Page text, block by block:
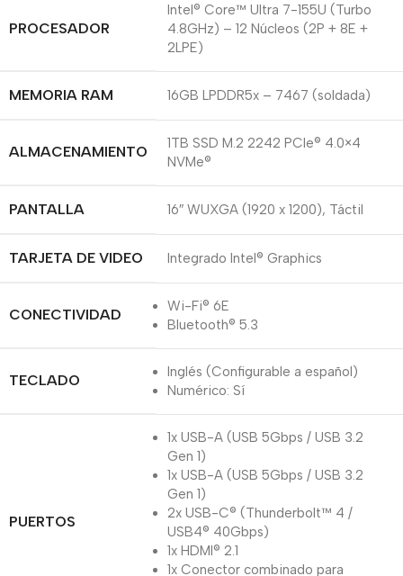
PROCESADOR
Intel® Core™ Ultra 7-155U (Turbo
4.8GHz) – 12 Núcleos (2P + 8E +
2LPE)
MEMORIA RAM 16GB LPDDR5x – 7467 (soldada)
ALMACENAMIENTO
1TB SSD M.2 2242 PCIe® 4.0×4
NVMe®
PANTALLA 16″ WUXGA (1920 x 1200), Táctil
TARJETA DE VIDEO Integrado Intel® Graphics
CONECTIVIDAD
Wi-Fi® 6E
Bluetooth® 5.3
TECLADO
Inglés (Configurable a español)
Numérico: Sí
PUERTOS
1x USB-A (USB 5Gbps / USB 3.2
Gen 1)
1x USB-A (USB 5Gbps / USB 3.2
Gen 1)
2x USB-C® (Thunderbolt™ 4 /
USB4® 40Gbps)
1x HDMI® 2.1
1x Conector combinado para